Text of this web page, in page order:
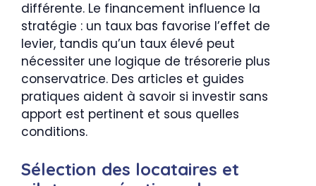
différente. Le financement influence la
stratégie : un taux bas favorise l’effet de
levier, tandis qu’un taux élevé peut
nécessiter une logique de trésorerie plus
conservatrice. Des articles et guides
pratiques aident à savoir si investir sans
apport est pertinent et sous quelles
conditions.
Sélection des locataires et